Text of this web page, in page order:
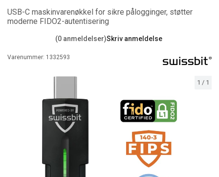
1 / 1
USB-C maskinvarenøkkel for sikre pålogginger, støtter
moderne FIDO2-autentisering
(0 anmeldelser)Skriv anmeldelse
Varenummer: 1332593